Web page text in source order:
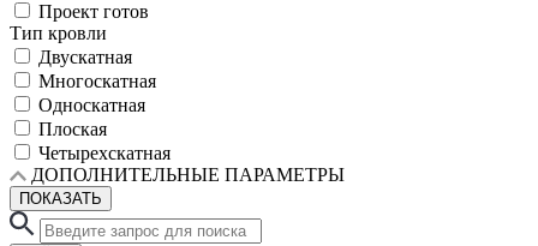
Проект готов
Тип кровли
Двускатная
Многоскатная
Односкатная
Плоская
Четырехскатная
ДОПОЛНИТЕЛЬНЫЕ ПАРАМЕТРЫ
ПОКАЗАТЬ